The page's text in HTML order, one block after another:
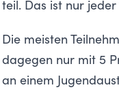
teil. Das ist nur jeder
Die meisten
dagegen nur mit 5
an einem